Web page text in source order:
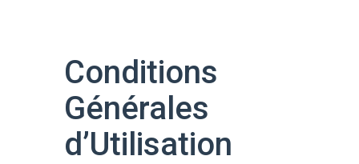
Conditions
Générales
d’Utilisation